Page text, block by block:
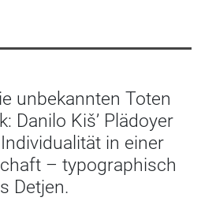
unbekannten Toten
Danilo Kiš’ Plädoyer
in einer
– typographisch
Detjen.